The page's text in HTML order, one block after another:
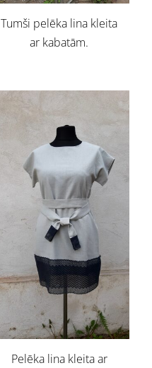
Tumši pelēka lina kleita
ar kabatām.
Pelēka lina kleita ar